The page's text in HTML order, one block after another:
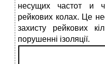
несущих частот и
рейкових колах. Це
захисту рейкових
порушенні ізоляції.